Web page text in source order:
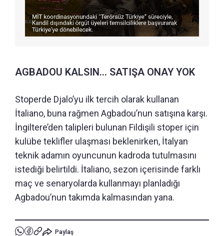
AGBADOU KALSIN... SATIŞA ONAY YOK
Stoperde Djalo’yu ilk tercih olarak kullanan
İtaliano, buna rağmen Agbadou’nun satışına karşı.
İngiltere’den talipleri bulunan Fildişili stoper için
kulübe teklifler ulaşması beklenirken, İtalyan
teknik adamın oyuncunun kadroda tutulmasını
istediği belirtildi. İtaliano, sezon içerisinde farklı
maç ve senaryolarda kullanmayı planladığı
Agbadou’nun takımda kalmasından yana.
Paylaş